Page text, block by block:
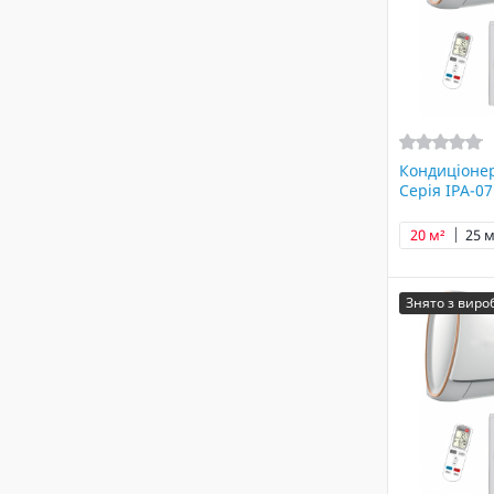
Серія IPA-
20 м² 25
Знято з